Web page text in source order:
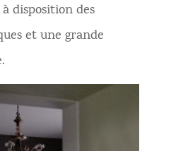
disposition des
et une grande